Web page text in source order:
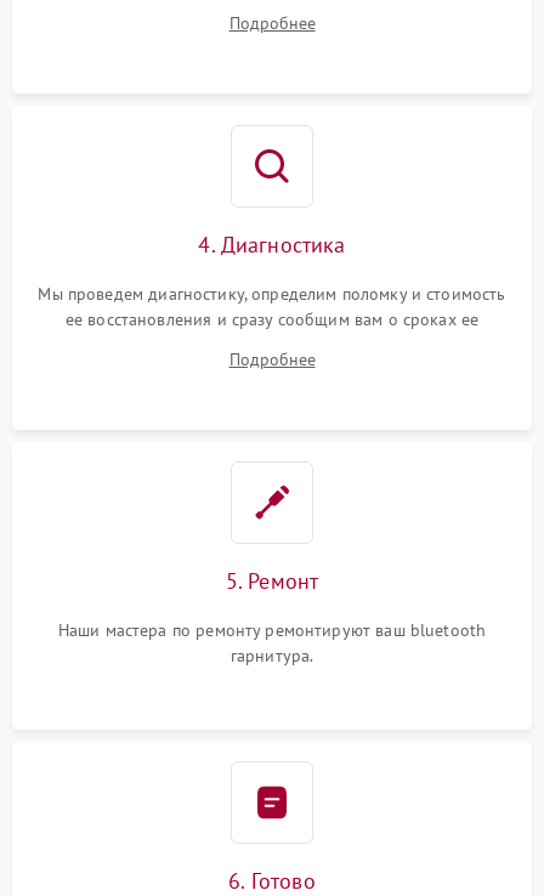
Подробнее
4. Диагностика
Мы проведем диагностику, определим поломку и стоимость
ее восстановления и сразу сообщим вам о сроках ее
Подробнее
5. Ремонт
Наши мастера по ремонту ремонтируют ваш bluetooth
гарнитура.
6. Готово